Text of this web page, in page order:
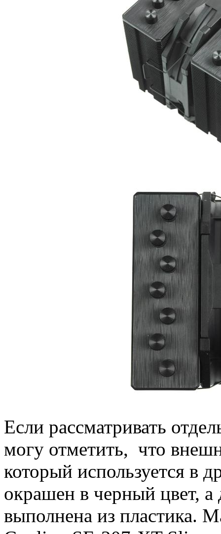
Если рассматривать
могу отметить, что
который используется в
окрашен в черный цвет, а
выполнена из пластика.